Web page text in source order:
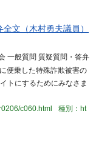
文（木村勇夫議員）
一般質問 質疑質問・答弁
便乗した特殊詐欺被害の
トにするためにみなさま
c060.html
種別：ht